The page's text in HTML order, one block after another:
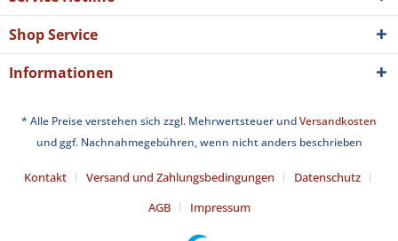
Shop Service
Informationen
* Alle Preise verstehen sich zzgl. Mehrwertsteuer undVersandkosten
und ggf. Nachnahmegebühren, wenn nicht anders beschrieben
Kontakt Versand und Zahlungsbedingungen
Datenschutz
AGB
Impressum